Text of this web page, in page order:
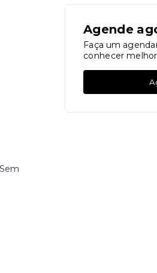
Agende
Faça um
conhecer